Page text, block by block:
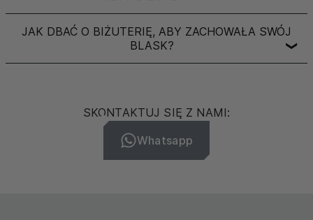
JAK DBAĆ O BIŻUTERIĘ, ABY ZACHOWAŁA SWÓJ
BLASK?
❯
SKONTAKTUJ SIĘ Z NAMI:
Whatsapp